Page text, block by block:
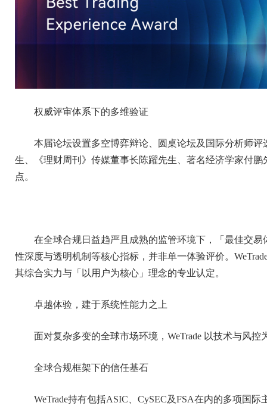
权威评审体系下的多维验证
本届论坛设置多空博弈辩论、圆桌论坛及国际分析师
生、《理财周刊》传媒董事长陈躍先生、著名经济学家付
点。
在全球合规日益趋严且成熟的监管环境下，「最佳交
性深度与透明机制等核心指标，并非单一体验评价。
其综合实力与「以用户为核心」理念的专业认定。
卓越体验，建于系统性能力之上
面对复杂多变的全球市场环境，WeTrade 以技术与风
全球合规框架下的信任基石
WeTrade持有包括ASIC、CySEC及FSA在内的多项国